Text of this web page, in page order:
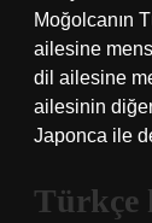
Moğolcanın
ailesine
dil ailesine
ailesinin
Japonca ile
Türkçe